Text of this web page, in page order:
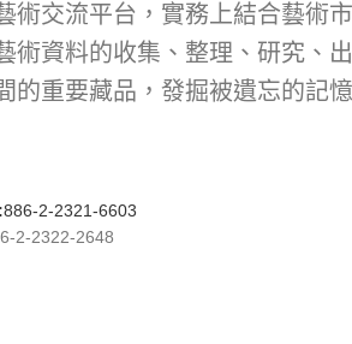
術交流平台，實務上結合藝
術資料的收集、整理、研究、
的重要藏品，發掘被遺忘的記
886-2-2321-6603
2-2322-2648